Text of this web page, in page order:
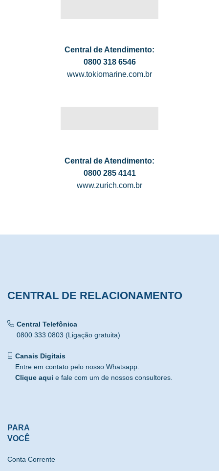
Central de Atendimento:
0800 318 6546
www.tokiomarine.com.br
Central de Atendimento:
0800 285 4141
www.zurich.com.br
CENTRAL DE RELACIONAMENTO
Central Telefônica
0800 333 0803 (Ligação gratuita)
Canais Digitais
Entre em contato pelo nosso Whatsapp.
Clique aqui e fale com um de nossos consultores.
PARA
VOCÊ
Conta Corrente